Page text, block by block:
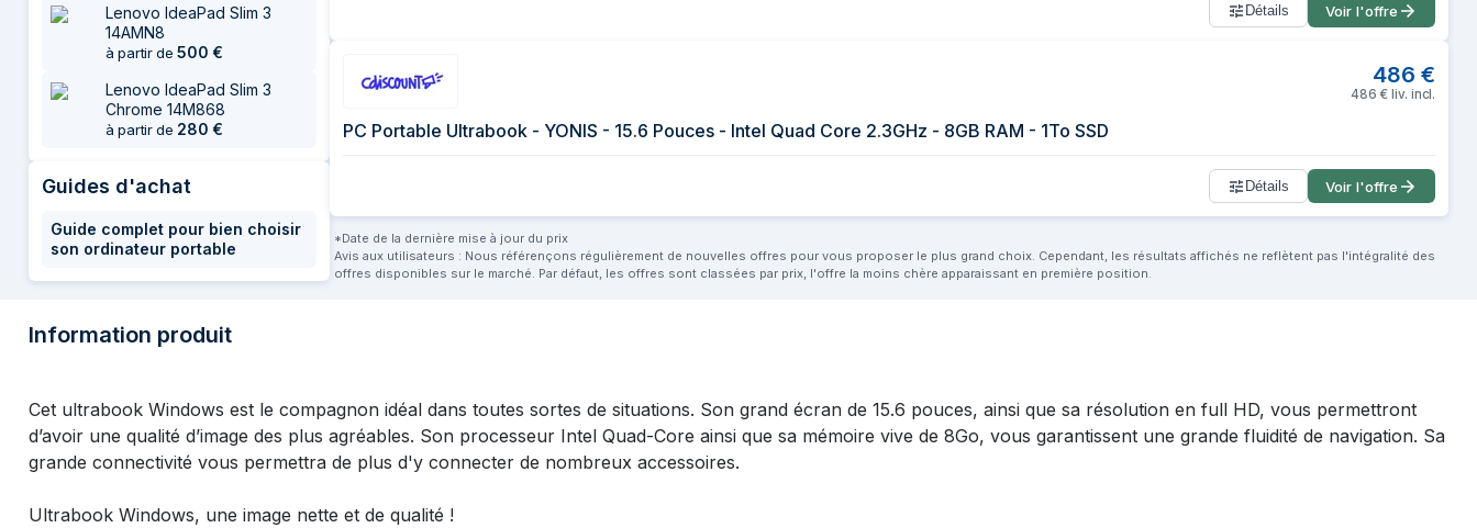
Lenovo IdeaPad Slim 3
14AMN8
à partir de 500 €
Lenovo IdeaPad Slim 3
Chrome 14M868
à partir de 280 €
Guides d'achat
Guide complet pour bien choisir
son ordinateur portable
Détails Voir l'offre
486 €
486 € liv. incl.
PC Portable Ultrabook - YONIS - 15.6 Pouces - Intel Quad Core 2.3GHz - 8GB RAM - 1To SSD
Détails Voir l'offre
*Date de la dernière mise à jour du prix
Avis aux utilisateurs : Nous référençons régulièrement de nouvelles offres pour vous proposer le plus grand choix. Cependant, les résultats affichés ne reflètent pas l'intégralité des
offres disponibles sur le marché. Par défaut, les offres sont classées par prix, l'offre la moins chère apparaissant en première position.
Information produit
Cet ultrabook Windows est le compagnon idéal dans toutes sortes de situations. Son grand écran de 15.6 pouces, ainsi que sa résolution en full HD, vous permettront
d’avoir une qualité d’image des plus agréables. Son processeur Intel Quad-Core ainsi que sa mémoire vive de 8Go, vous garantissent une grande fluidité de navigation. Sa
grande connectivité vous permettra de plus d'y connecter de nombreux accessoires.
Ultrabook Windows, une image nette et de qualité !